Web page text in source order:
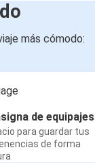
más cómodo:
de equipajes
para guardar tus
de forma